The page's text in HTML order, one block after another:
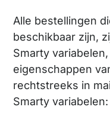
Alle bestellingen
beschikbaar zijn,
Smarty
eigenschappen
rechtstreeks in
Smarty variabelen: